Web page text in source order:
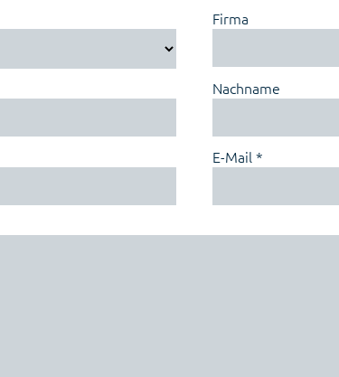
Firma
Nachname
E-Mail *